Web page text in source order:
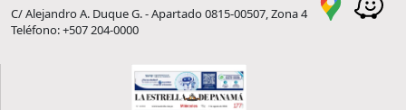
C/ Alejandro A. Duque G. - Apartado 0815-00507, Zona 4
Teléfono: +507 204-0000